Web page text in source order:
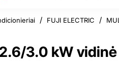
3.0 kW
FUJI ELECTRIC